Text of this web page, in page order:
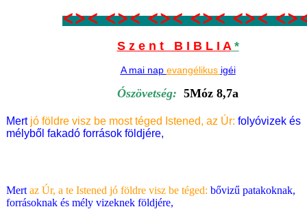
<>< <>< <>< <>< <><
S z e n t B I B L I A*
Amai nap evangélikus igéi
Ószövetség: 5Móz 8,7a
Mert jó földre visz be most téged Istened, az Úr: folyóvizek és
mélyből fakadó források földjére,
Mert az Úr, a te Istened jó földre visz be téged: bővizű patakoknak,
forrásoknak és mély vizeknek földjére,